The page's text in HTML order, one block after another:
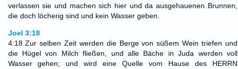
verlassen sie und machen sich hier und da ausgehauenen Brunnen,
die doch löcherig sind und kein Wasser geben.
Joel 3:18
4:18 Zur selben Zeit werden die Berge von süßem Wein triefen und
die Hügel von Milch fließen, und alle Bäche in Juda werden voll
Wasser gehen; und wird eine Quelle vom Hause des HERRN